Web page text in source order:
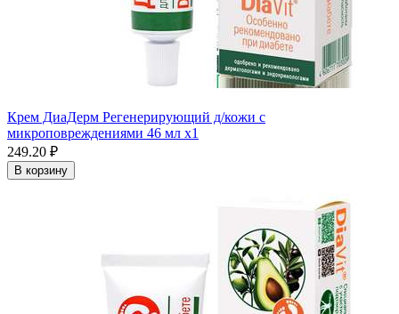
Крем ДиаДерм Регенерирующий д/кожи с
микроповреждениями 46 мл x1
249.20 ₽
В корзину